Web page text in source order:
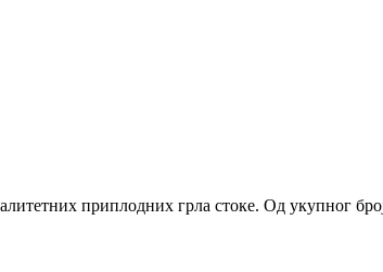
приплодних грла стоке. Од укупног